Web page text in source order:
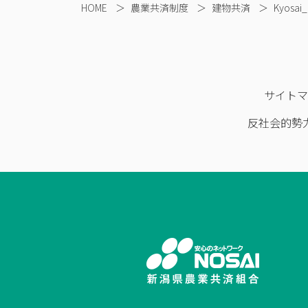
HOME ＞ 農業共済制度 ＞ 建物共済 ＞
サイト
反社会的勢